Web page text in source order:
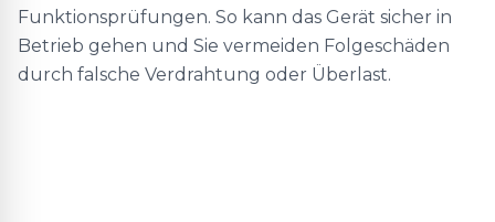
Funktionsprüfungen. So kann das Gerät sicher in
Betrieb gehen und Sie vermeiden Folgeschäden
durch falsche Verdrahtung oder Überlast.